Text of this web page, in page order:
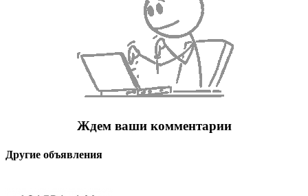
Ждем ваши комментарии
Другие объявления